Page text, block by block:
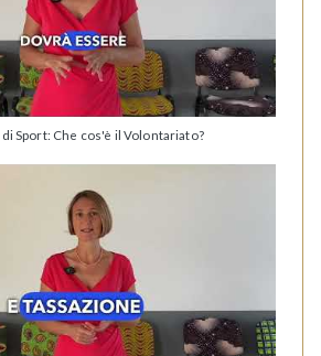
Sport: Che cos'è il Volontariato?